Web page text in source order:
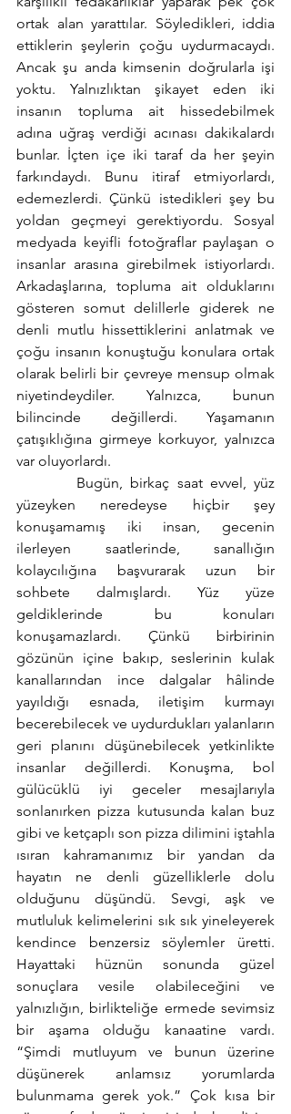
ortak alan yarattılar. Söyledikleri, iddia
ettiklerin şeylerin çoğu uydurmacaydı.
Ancak şu anda kimsenin doğrularla işi
yoktu. Yalnızlıktan şikayet eden iki
insanın topluma ait hissedebilmek
adına uğraş verdiği acınası dakikalardı
bunlar. İçten içe iki taraf da her şeyin
farkındaydı. Bunu itiraf etmiyorlardı,
edemezlerdi. Çünkü istedikleri şey bu
yoldan geçmeyi gerektiyordu. Sosyal
medyada keyifli fotoğraflar paylaşan o
insanlar arasına girebilmek istiyorlardı.
Arkadaşlarına, topluma ait olduklarını
gösteren somut delillerle giderek ne
denli mutlu hissettiklerini anlatmak ve
çoğu insanın konuştuğu konulara ortak
olarak belirli bir çevreye mensup olmak
niyetindeydiler. Yalnızca, bunun
bilincinde değillerdi. Yaşamanın
çatışıklığına girmeye korkuyor, yalnızca
var oluyorlardı.
yüzeyken neredeyse hiçbir şey
konuşamamış iki insan, gecenin
ilerleyen saatlerinde, sanallığın
kolaycılığına başvurarak uzun bir
sohbete dalmışlardı. Yüz yüze
geldiklerinde bu konuları
konuşamazlardı. Çünkü birbirinin
gözünün içine bakıp, seslerinin kulak
kanallarından ince dalgalar hâlinde
yayıldığı esnada, iletişim kurmayı
becerebilecek ve uydurdukları yalanların
geri planını düşünebilecek yetkinlikte
insanlar değillerdi. Konuşma, bol
gülücüklü iyi geceler mesajlarıyla
sonlanırken pizza kutusunda kalan buz
gibi ve ketçaplı son pizza dilimini iştahla
ısıran kahramanımız bir yandan da
hayatın ne denli güzelliklerle dolu
olduğunu düşündü. Sevgi, aşk ve
mutluluk kelimelerini sık sık yineleyerek
kendince benzersiz söylemler üretti.
Hayattaki hüznün sonunda güzel
sonuçlara vesile olabileceğini ve
yalnızlığın, birlikteliğe ermede sevimsiz
bir aşama olduğu kanaatine vardı.
“Şimdi mutluyum ve bunun üzerine
düşünerek anlamsız yorumlarda
bulunmama gerek yok.” Çok kısa bir